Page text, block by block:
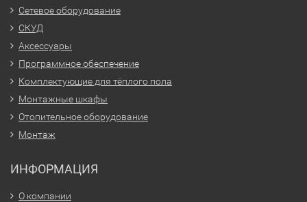
Сетевое оборудование
СКУД
Аксессуары
Программное обеспечение
Комплектующие для тёплого пола
Монтажные шкафы
Отопительное оборудование
Монтаж
ИНФОРМАЦИЯ
О компании